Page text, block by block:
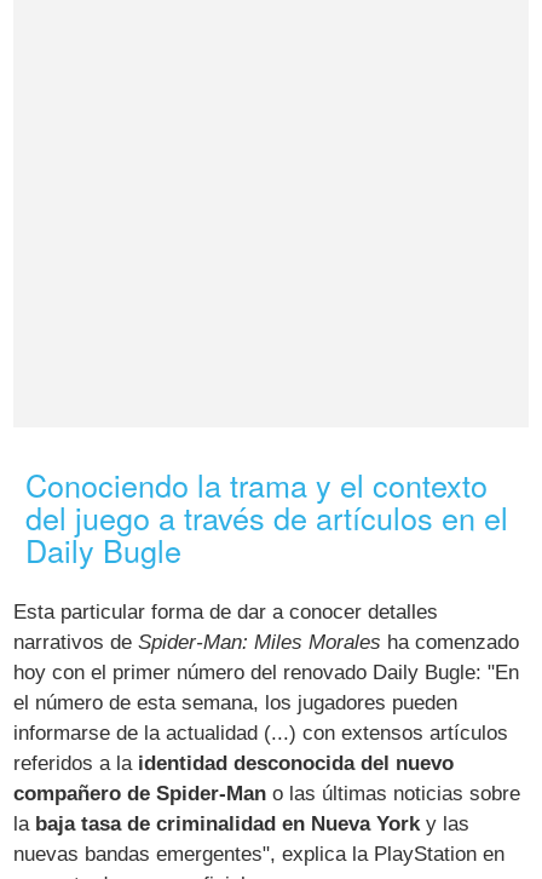
Conociendo la trama y el contexto
del juego a través de artículos en el
Daily Bugle
Esta particular forma de dar a conocer detalles
narrativos deSpider-Man: Miles Morales ha comenzado
hoy con el primer número del renovado Daily Bugle: "En
el número de esta semana, los jugadores pueden
informarse de la actualidad (...) con extensos artículos
referidos a la identidad desconocida del nuevo
compañero de Spider-Man o las últimas noticias sobre
la baja tasa de criminalidad en Nueva Yorky las
nuevas bandas emergentes", explica la PlayStation en